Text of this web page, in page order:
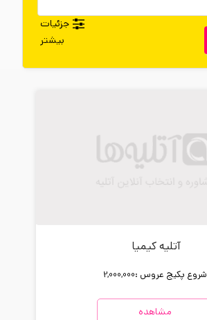
جزئیات
بیشتر
آتلیه کیمیا
شروع پکیج عروس :2,000,000
مشاهده